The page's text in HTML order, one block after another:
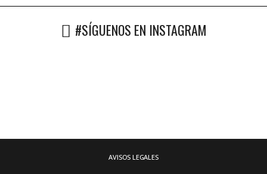
#SÍGUENOS EN INSTAGRAM
AVISOS LEGALES